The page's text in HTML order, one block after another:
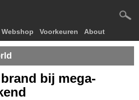
Webshop Voorkeuren About
bij mega-